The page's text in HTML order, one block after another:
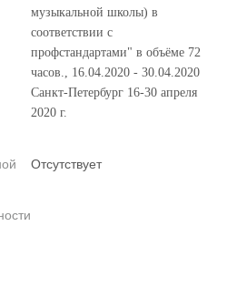
музыкальной школы) в
соответствии с
профстандартами" в объёме 72
часов., 16.04.2020 - 30.04.2020
Санкт-Петербург 16-30 апреля
2020 г.
Отсутствует